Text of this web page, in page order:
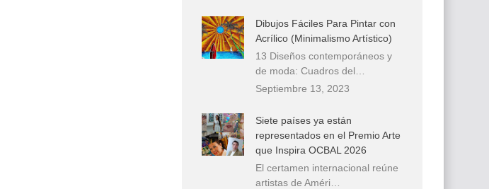
Dibujos Fáciles Para Pintar con
Acrílico (Minimalismo Artístico)
13 Diseños contemporáneos y
de moda: Cuadros del…
Septiembre 13, 2023
Siete países ya están
representados en el Premio Arte
que Inspira OCBAL 2026
El certamen internacional reúne
artistas de Améri…